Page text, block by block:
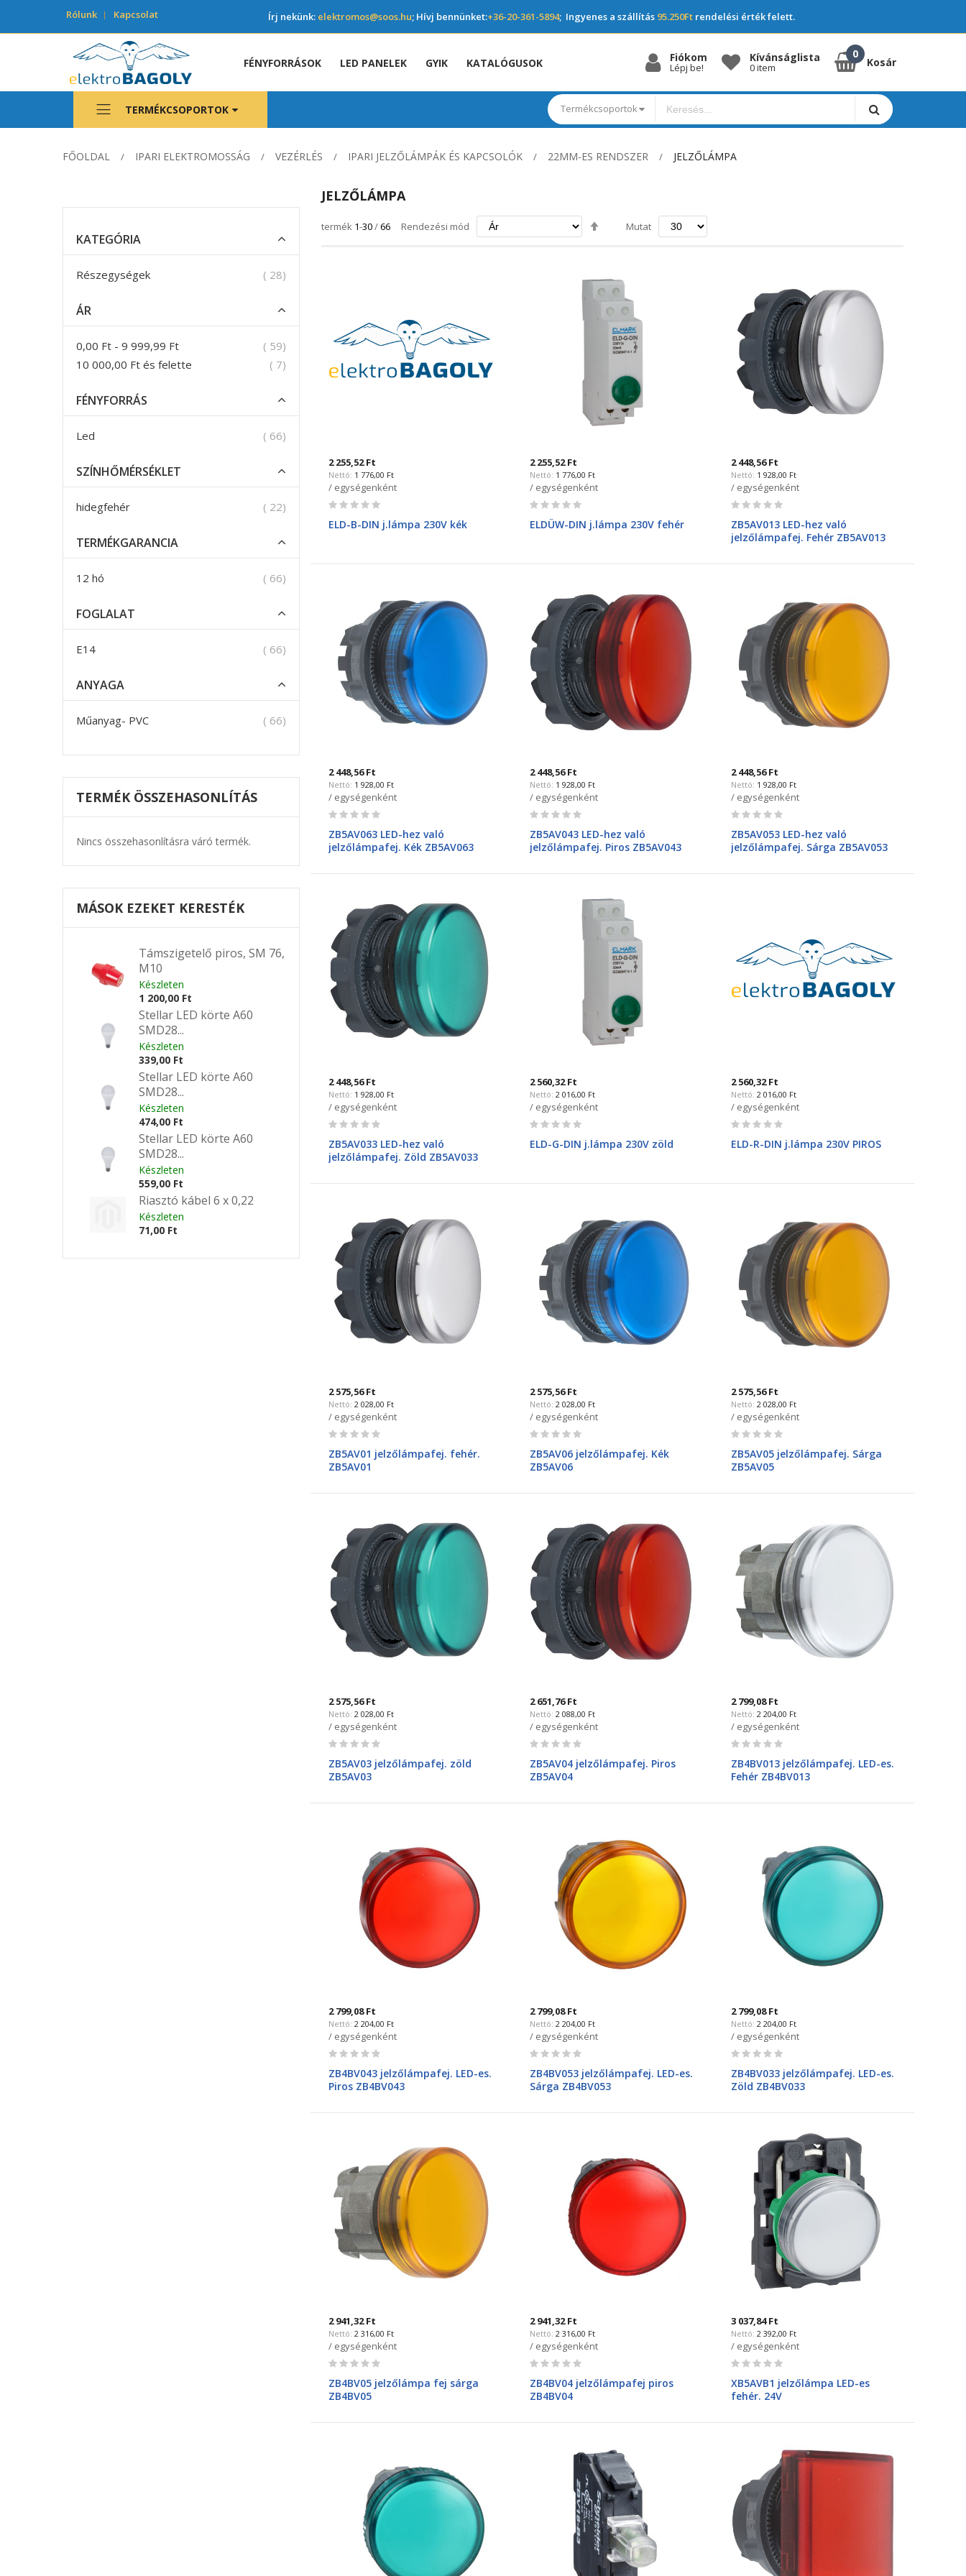
Rólunk Kapcsolat Írj nekünk: elektromos@soos.hu; Hívj bennünket:+36-20-361-5894; Ingyenes a szállítás 95.250Ft rendelési érték felett.
FÉNYFORRÁSOK LED PANELEK GYIK KATALÓGUSOK Fiókom
Lépj be!
Kívánságlista
0 item Kosár
TERMÉKCSOPORTOK Termékcsoportok
FŐOLDAL IPARI ELEKTROMOSSÁG VEZÉRLÉS IPARI JELZŐLÁMPÁK ÉS KAPCSOLÓK 22MM-ES RENDSZER JELZŐLÁMPA
JELZŐLÁMPA
termék 1-30/66 Rendezési mód
Csökkenő
Mutat
2 255,52 Ft
1 776,00 Ft
/ egységenként
Rating:
ELD-B-DIN j.lámpa 230V kék
2 255,52 Ft
1 776,00 Ft
/ egységenként
Rating:
ELDÜW-DIN j.lámpa 230V fehér
2 448,56 Ft
1 928,00 Ft
/ egységenként
Rating:
ZB5AV013 LED-hez való
jelzőlámpafej. Fehér ZB5AV013
2 448,56 Ft
1 928,00 Ft
/ egységenként
Rating:
ZB5AV063 LED-hez való
jelzőlámpafej. Kék ZB5AV063
2 448,56 Ft
1 928,00 Ft
/ egységenként
Rating:
ZB5AV043 LED-hez való
jelzőlámpafej. Piros ZB5AV043
2 448,56 Ft
1 928,00 Ft
/ egységenként
Rating:
ZB5AV053 LED-hez való
jelzőlámpafej. Sárga ZB5AV053
2 448,56 Ft
1 928,00 Ft
/ egységenként
Rating:
ZB5AV033 LED-hez való
jelzőlámpafej. Zöld ZB5AV033
2 560,32 Ft
2 016,00 Ft
/ egységenként
Rating:
ELD-G-DIN j.lámpa 230V zöld
2 560,32 Ft
2 016,00 Ft
/ egységenként
Rating:
ELD-R-DIN j.lámpa 230V PIROS
2 575,56 Ft
2 028,00 Ft
/ egységenként
Rating:
ZB5AV01 jelzőlámpafej. fehér.
ZB5AV01
2 575,56 Ft
2 028,00 Ft
/ egységenként
Rating:
ZB5AV06 jelzőlámpafej. Kék
ZB5AV06
2 575,56 Ft
2 028,00 Ft
/ egységenként
Rating:
ZB5AV05 jelzőlámpafej. Sárga
ZB5AV05
2 575,56 Ft
2 028,00 Ft
/ egységenként
Rating:
ZB5AV03 jelzőlámpafej. zöld
ZB5AV03
2 651,76 Ft
2 088,00 Ft
/ egységenként
Rating:
ZB5AV04 jelzőlámpafej. Piros
ZB5AV04
2 799,08 Ft
2 204,00 Ft
/ egységenként
Rating:
ZB4BV013 jelzőlámpafej. LED-es.
Fehér ZB4BV013
2 799,08 Ft
2 204,00 Ft
/ egységenként
Rating:
ZB4BV043 jelzőlámpafej. LED-es.
Piros ZB4BV043
2 799,08 Ft
2 204,00 Ft
/ egységenként
Rating:
ZB4BV053 jelzőlámpafej. LED-es.
Sárga ZB4BV053
2 799,08 Ft
2 204,00 Ft
/ egységenként
Rating:
ZB4BV033 jelzőlámpafej. LED-es.
Zöld ZB4BV033
2 941,32 Ft
2 316,00 Ft
/ egységenként
Rating:
ZB4BV05 jelzőlámpa fej sárga
ZB4BV05
2 941,32 Ft
2 316,00 Ft
/ egységenként
Rating:
ZB4BV04 jelzőlámpafej piros
ZB4BV04
3 037,84 Ft
2 392,00 Ft
/ egységenként
Rating:
XB5AVB1 jelzőlámpa LED-es
fehér. 24V
KATEGÓRIA
Részegységek 28termék
ÁR
0,00 Ft - 9 999,99 Ft 59termék
10 000,00 Ft és felette 7termék
FÉNYFORRÁS
Led 66termék
SZÍNHŐMÉRSÉKLET
hidegfehér 22termék
TERMÉKGARANCIA
12 hó 66termék
FOGLALAT
E14 66termék
ANYAGA
Műanyag- PVC 66termék
TERMÉK ÖSSZEHASONLÍTÁS
Nincs összehasonlításra váró termék.
MÁSOK EZEKET KERESTÉK
Támszigetelő piros, SM 76,
M10
Készleten
1 200,00 Ft
Stellar LED körte A60
SMD28...
Készleten
339,00 Ft
Stellar LED körte A60
SMD28...
Készleten
474,00 Ft
Stellar LED körte A60
SMD28...
Készleten
559,00 Ft
Riasztó kábel 6 x 0,22
Készleten
71,00 Ft